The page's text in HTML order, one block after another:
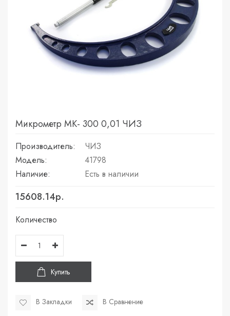
Микрометр МК- 300 0,01 ЧИЗ
Производитель:
ЧИЗ
Модель:
41798
Наличие:
Есть в наличии
15608.14р.
Количество
Купить
В Закладки В Сравнение